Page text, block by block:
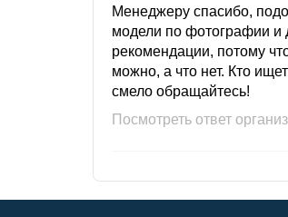
Менеджеру спасибо,
модели по фотографии и
рекомендации, потому
можно, а что нет. Кто
смело обращайтесь!
Посмотреть ответ